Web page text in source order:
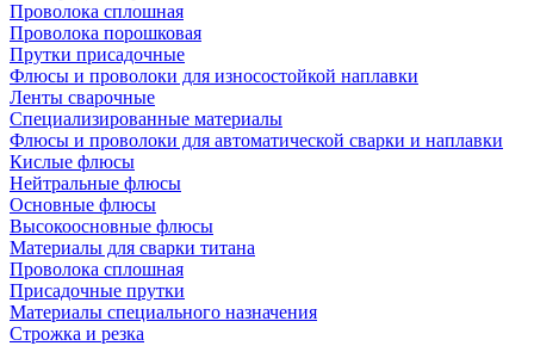
Проволока сплошная
Проволока порошковая
Прутки присадочные
Флюсы и проволоки для износостойкой наплавки
Ленты сварочные
Специализированные материалы
Флюсы и проволоки для автоматической сварки и наплавки
Кислые флюсы
Нейтральные флюсы
Основные флюсы
Высокоосновные флюсы
Материалы для сварки титана
Проволока сплошная
Присадочные прутки
Материалы специального назначения
Строжка и резка